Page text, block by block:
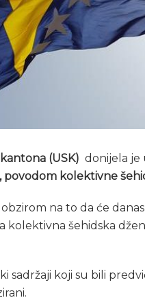
(USK) donijela je
povodom kolektivne
na to da će
kolektivna šehidska
sadržaji koji su bili